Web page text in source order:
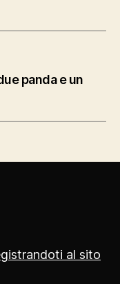
panda e un
al sito